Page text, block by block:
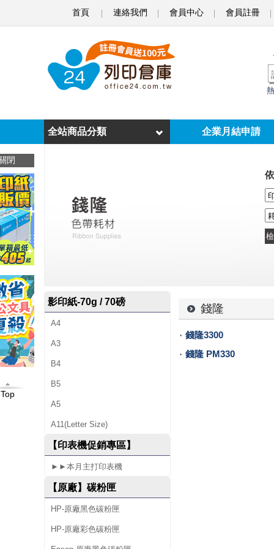
首頁 連絡我們 會員中心 會員註冊
閉
Top
f
c
e
專
售
廠
牌
碳
粉
匣
、
墨
企業月結申請
全站商品分類
影印紙-70g / 70磅
A4
A3
B4
B5
A5
A11(Letter Size)
【印表機促銷專區】
►►本月主打印表機
【原廠】碳粉匣
HP-原廠黑色碳粉匣
HP-原廠彩色碳粉匣
錢隆
錢隆3300
錢隆 PM330